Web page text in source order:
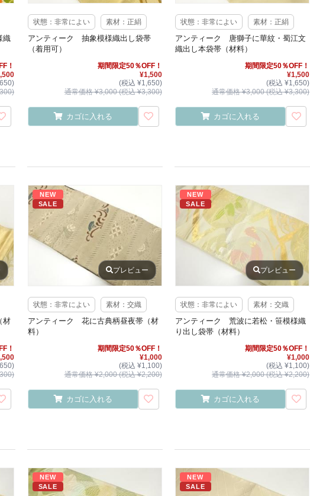
織
！
状態：非常によい 素材：正絹
アンティーク 抽象模様織出し袋帯
（着用可）
期間限定50％OFF！
¥1,500
(税込 ¥1,650)
通常価格 ¥3,000 (税込 ¥3,300)
カゴに入れる
状態：非常によい 素材：正絹
アンティーク 唐獅子に華紋・蜀江文
織出し本袋帯（材料）
期間限定50％OFF！
¥1,500
(税込 ¥1,650)
通常価格 ¥3,000 (税込 ¥3,300)
カゴに入れる
材
！
NEW
SALE
プレビュー
状態：非常によい 素材：交織
アンティーク 花に古典柄昼夜帯（材
料）
期間限定50％OFF！
¥1,000
(税込 ¥1,100)
通常価格 ¥2,000 (税込 ¥2,200)
カゴに入れる
NEW
SALE
プレビュー
状態：非常によい 素材：交織
アンティーク 荒波に若松・笹模様織
り出し袋帯（材料）
期間限定50％OFF！
¥1,000
(税込 ¥1,100)
通常価格 ¥2,000 (税込 ¥2,200)
カゴに入れる
NEW
SALE
NEW
SALE